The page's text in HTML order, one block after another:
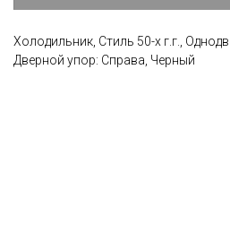
Холодильник, Стиль 50-х г.г.,
Дверной упор: Справа, Черный